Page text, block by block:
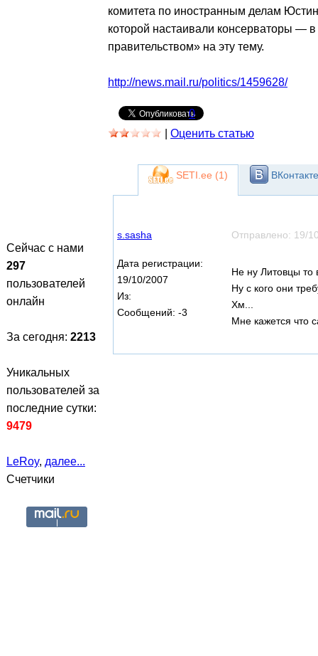
Сейчас с нами
297
пользователей
онлайн
За сегодня: 2213
Уникальных
пользователей за
последние сутки:
9479
LeRoy, далее...
Счетчики
комитета по иностранным делам
которой настаивали консерваторы —
правительством» на эту тему.
http://news.mail.ru/politics/1459628/
0
Оценить статью
SETI.ee (1)
s.sasha Отправлено: 19/
Дата регистрации:
19/10/2007
Из:
Сообщений: -3
Не ну Литовцы то
Ну с кого они
Хм...
Мне кажется что